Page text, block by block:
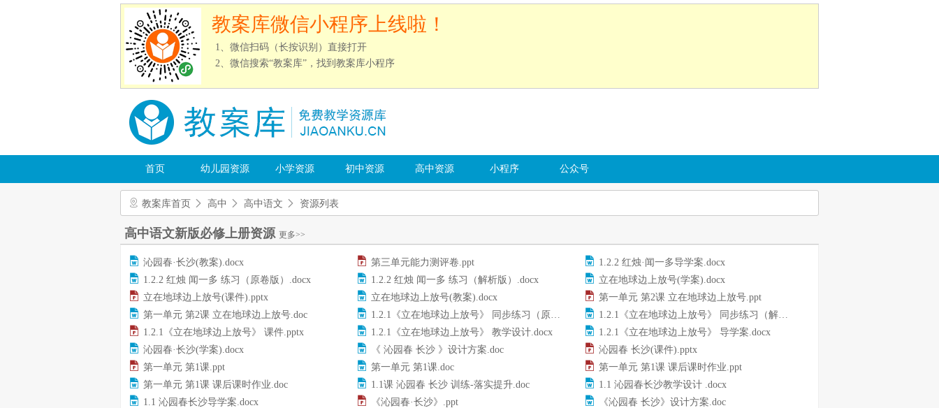
教案库微信小程序上线啦！
1、微信扫码（长按识别）直接打开
2、微信搜索“教案库”，找到教案库小程序
首页 幼儿园资源 小学资源 初中资源 高中资源 小程序 公众号
教案库首页 高中 高中语文 资源列表
高中语文新版必修上册资源 更多>>
沁园春·长沙(教案).docx 第三单元能力测评卷.ppt
1.2.2 红烛·闻一多导学案.docx
1.2.2 红烛 闻一多 练习（原卷版）.docx
1.2.2 红烛 闻一多 练习（解析版）.docx
立在地球边上放号(学案).docx
立在地球边上放号(课件).pptx
立在地球边上放号(教案).docx
第一单元 第2课 立在地球边上放号.ppt
第一单元 第2课 立在地球边上放号.doc
1.2.1《立在地球边上放号》 同步练习（原卷版）.docx
1.2.1《立在地球边上放号》 同步练习（解析版）.docx
1.2.1《立在地球边上放号》 课件.pptx
1.2.1《立在地球边上放号》 教学设计.docx
1.2.1《立在地球边上放号》 导学案.docx
沁园春·长沙(学案).docx
《 沁园春 长沙 》设计方案.doc
沁园春 长沙(课件).pptx
第一单元 第1课.ppt
第一单元 第1课.doc
第一单元 第1课 课后课时作业.ppt
第一单元 第1课 课后课时作业.doc
1.1课 沁园春 长沙 训练-落实提升.doc
1.1 沁园春长沙教学设计 .docx
1.1 沁园春长沙导学案.docx
《沁园春·长沙》.ppt
《沁园春 长沙》设计方案.doc